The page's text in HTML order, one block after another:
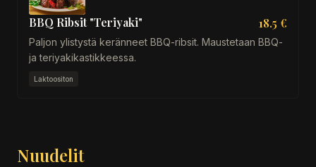
BBQ Ribsit "Teriyaki" 18.5 €
Paljon ylistystä keränneet BBQ-ribsit. Maustetaan BBQ-
ja teriyakikastikkeessa.
Laktoositon
Nuudelit